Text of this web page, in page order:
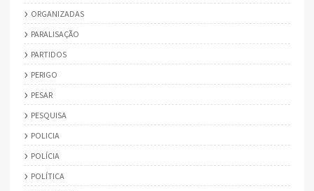
ORGANIZADAS
PARALISAÇÃO
PARTIDOS
PERIGO
PESAR
PESQUISA
POLICIA
POLÍCIA
POLÍTICA